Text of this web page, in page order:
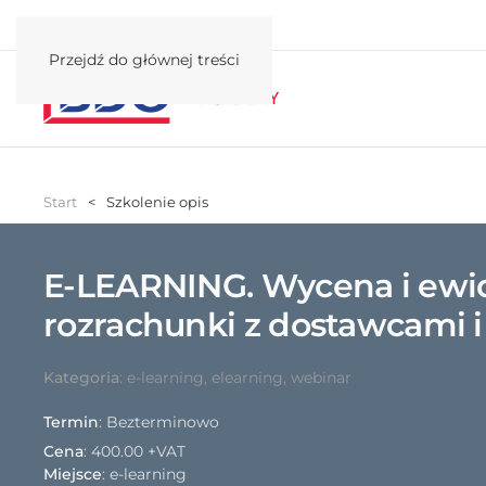
Przejdź do głównej treści
Start Szkolenie opis
E-LEARNING. Wycena i
rozrachunki z dostawcami
Kategoria: e-learning, elearning, webinar
Termin: Bezterminowo
Cena: 400.00 +VAT
Miejsce: e-learning